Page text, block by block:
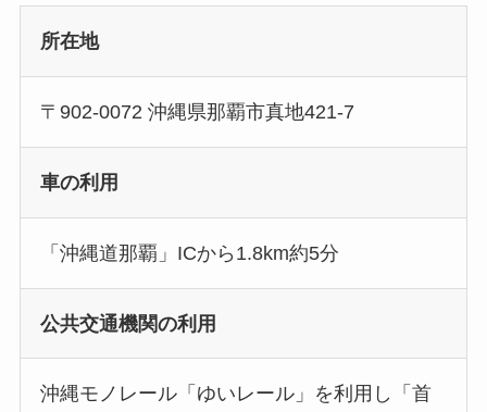
所在地
〒902-0072 沖縄県那覇市真地421‐7
車の利用
「沖縄道那覇」ICから1.8km約5分
公共交通機関の利用
沖縄モノレール「ゆいレール」を利用し「首